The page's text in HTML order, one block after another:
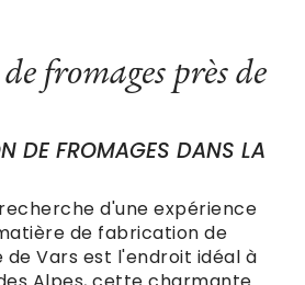
fromages près de
DE FROMAGES DANS LA
d'une expérience
de fabrication de
de Vars est l'endroit idéal à